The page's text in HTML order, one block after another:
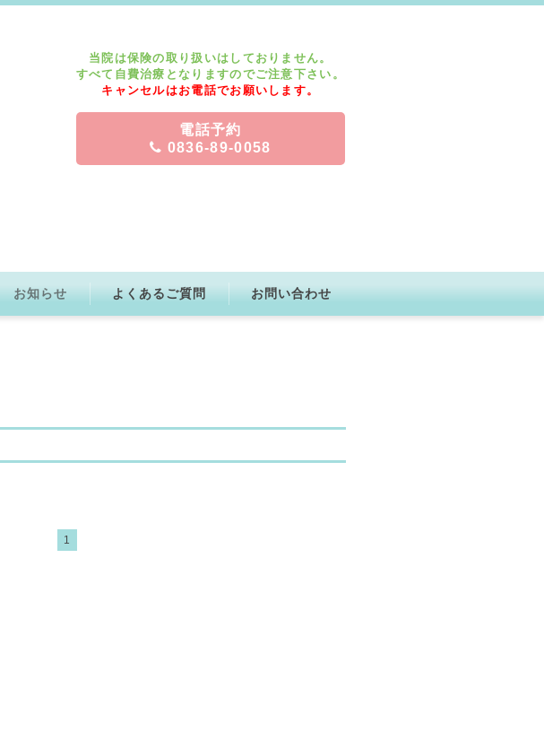
当院は保険の取り扱いはしておりません。
すべて自費治療となりますのでご注意下さい。
キャンセルはお電話でお願いします。
電話予約
0836-89-0058
お知らせ よくあるご質問 お問い合わせ
1